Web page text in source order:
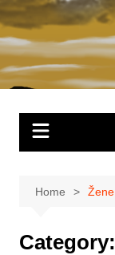
Skip
to
content
Home
Category: